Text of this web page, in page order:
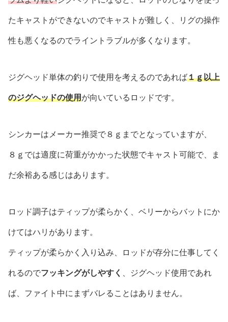
たキャストができないのでキャストが難しく、リグの操作
性も悪くなるのでライントラブルが多くなります。
ジグヘッド単体の釣りで使用を考えるのであれば１ｇ以上
のジグヘッドの使用が向いているロッドです。
シンカーはメーカー推奨で８ｇまでとなっていますが、
８ｇでは適度に荷重がかかった状態でキャスト可能で、ま
だ余裕ある感じはあります。
ロッド調子はティップが柔らかく、ベリーからバットにか
けてはハリがあります。
ティップが柔らかく入り込み、ロッドが存分に仕事してく
れるのでフッキングがしやすく 、ジグヘッド使用であれ
ば、ファイト中にまずバレることはありません。